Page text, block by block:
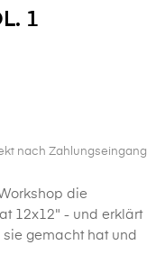
1
nach Zahlungseingang
die
12x12" - und erklärt
gemacht hat und